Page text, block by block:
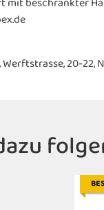
Werftstrasse, 20-